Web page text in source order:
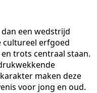
een wedstrijd
cultureel erfgoed
trots centraal staan.
maken deze
voor jong en oud.